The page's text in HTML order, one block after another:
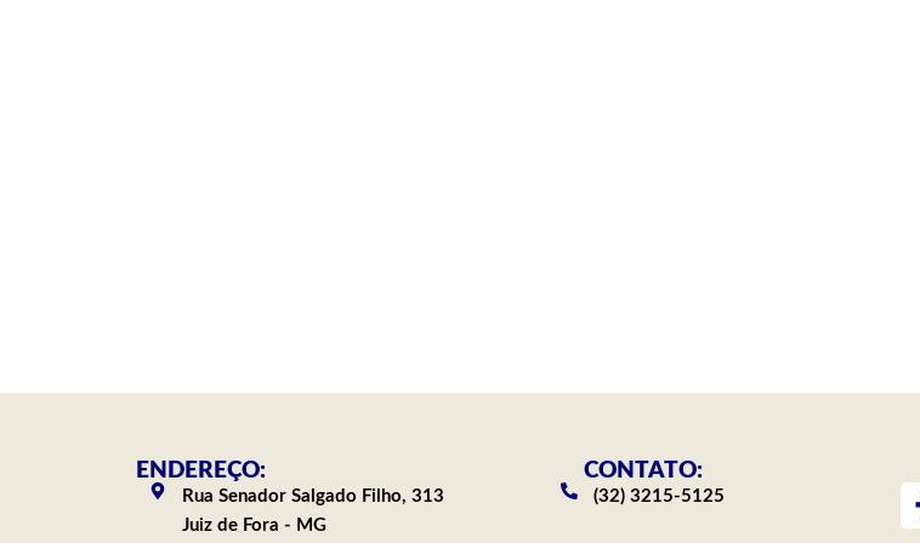
ENDEREÇO:
Rua Senador Salgado Filho, 313
Juiz de Fora - MG
CONTATO:
(32) 3215-5125